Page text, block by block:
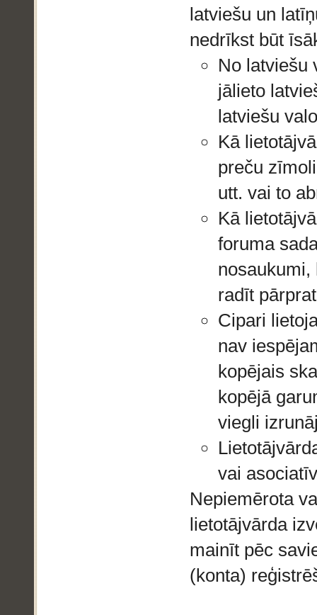
latviešu un
nedrīkst būt
No latviešu
jālieto
latviešu
Kā
preču
utt. vai to
Kā
foruma
radīt
Cipari
nav
kopējais
kopējā
viegli
vai
Nepiemērota
lietotājvārda
mainīt pēc
(konta)